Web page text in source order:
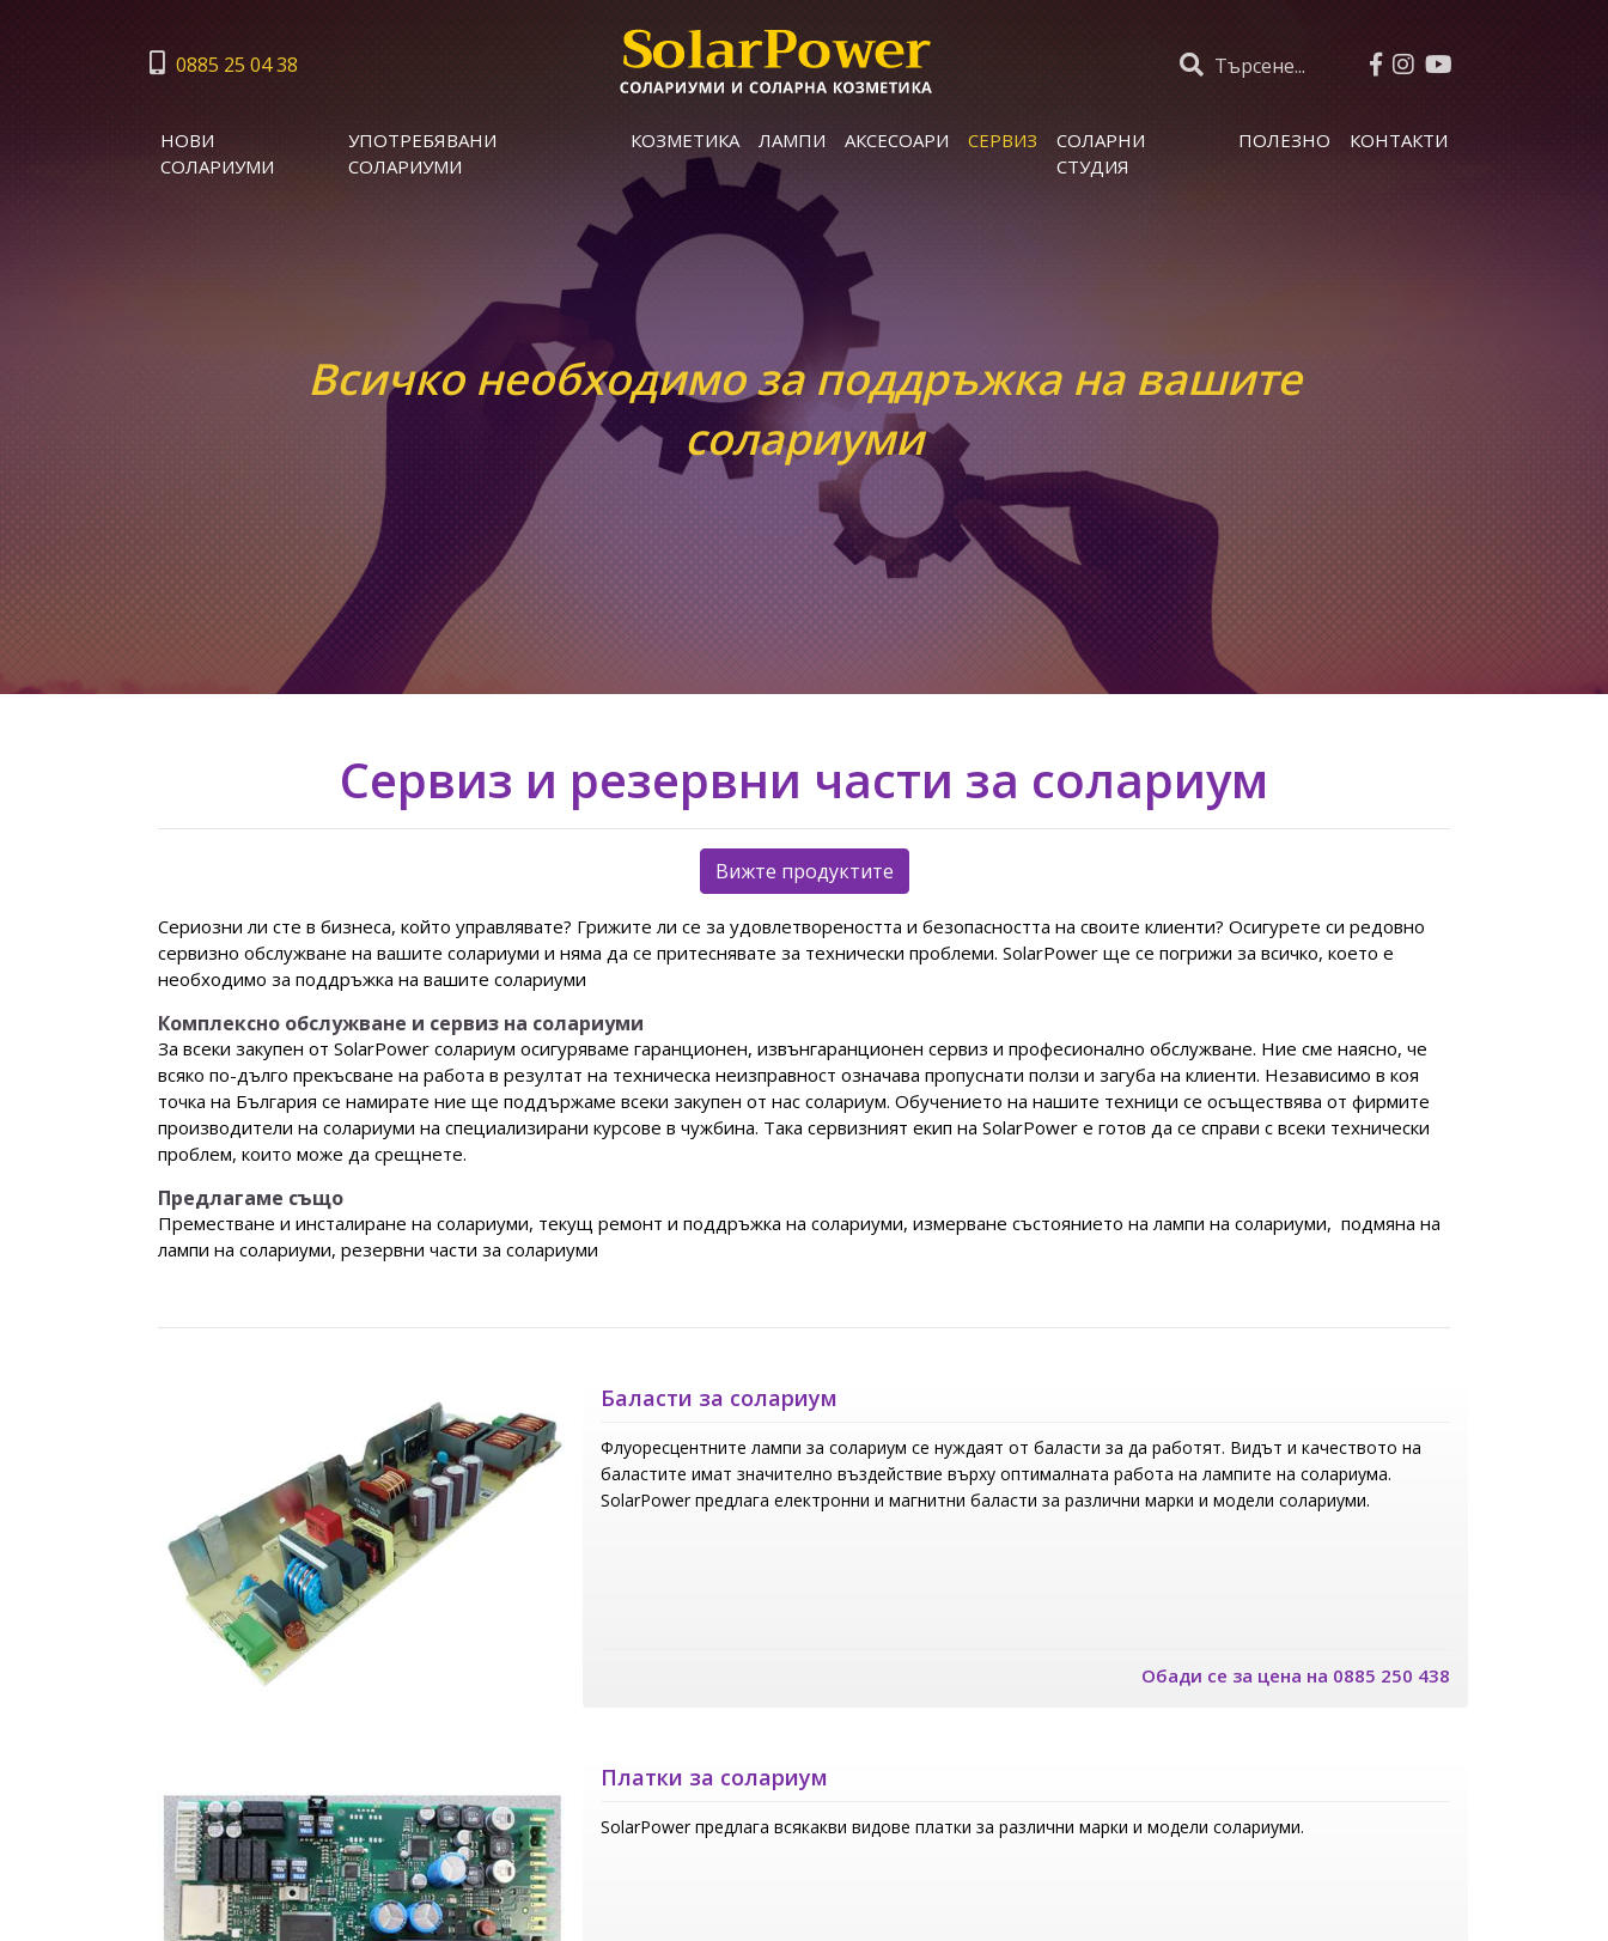
0885 25 04 38 Търсене...
НОВИ
СОЛАРИУМИ
УПОТРЕБЯВАНИ
СОЛАРИУМИ
КОЗМЕТИКА ЛАМПИ АКСЕСОАРИ СЕРВИЗ
СОЛАРНИ
СТУДИЯ
ПОЛЕЗНО КОНТАКТИ
Всичко необходимо за поддръжка на вашите
солариуми
Сервиз и резервни части за солариум
Вижте продуктите
Сериозни ли сте в бизнеса, който управлявате? Грижите ли се за удовлетвореността и безопасността на своите клиенти? Осигурете си редовно
сервизно обслужване на вашите солариуми и няма да се притеснявате за технически проблеми. SolarPower ще се погрижи за всичко, което е
необходимо за поддръжка на вашите солариуми
Комплексно обслужване и сервиз на солариуми
За всеки закупен от SolarPower солариум осигуряваме гаранционен, извънгаранционен сервиз и професионално обслужване. Ние сме наясно, че
всяко по-дълго прекъсване на работа в резултат на техническа неизправност означава пропуснати ползи и загуба на клиенти. Независимо в коя
точка на България се намирате ние ще поддържаме всеки закупен от нас солариум. Обучението на нашите техници се осъществява от фирмите
производители на солариуми на специализирани курсове в чужбина. Така сервизният екип на SolarPower е готов да се справи с всеки технически
проблем, които може да срещнете.
Предлагаме също
Преместване и инсталиране на солариуми, текущ ремонт и поддръжка на солариуми, измерване състоянието на лампи на солариуми, подмяна на
лампи на солариуми, резервни части за солариуми
Баласти за солариум
Флуоресцентните лампи за солариум се нуждаят от баласти за да работят. Видът и качеството на
баластите имат значително въздействие върху оптималната работа на лампите на солариума.
SolarPower предлага електронни и магнитни баласти за различни марки и модели солариуми.
Обади се за цена на 0885 250 438
Платки за солариум
SolarPower предлага всякакви видове платки за различни марки и модели солариуми.